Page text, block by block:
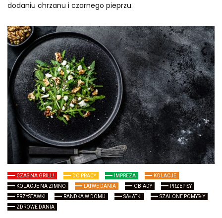
dodaniu chrzanu i czarnego pieprzu.
CZAS NA GRILL! DO PRACY IMPREZA
KOLACJE
KOLACJE NA ZIMNO
ŁATWE DANIA OBIADY
PRZEPISY
PRZYSTAWKI
RANDKA W DOMU SAŁATKI
SZALONE POMYSŁY
ZDROWE DANIA